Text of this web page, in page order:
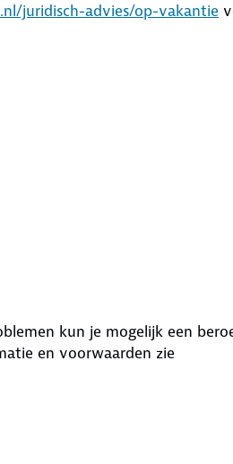
juridisch-advies/op-vakantie
kun je mogelijk een
en voorwaarden zie